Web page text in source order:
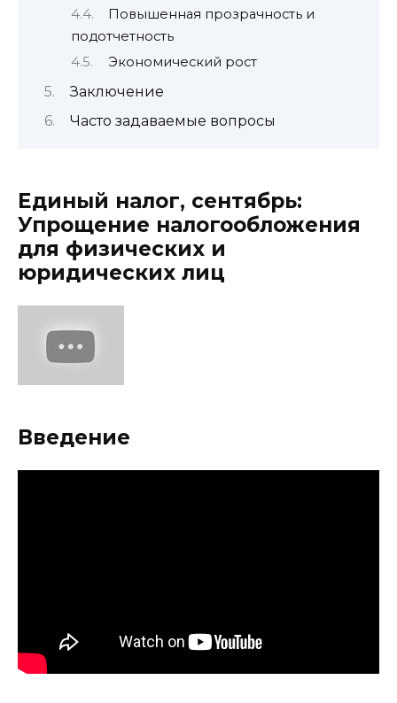
Повышенная прозрачность и
подотчетность
Экономический рост
Заключение
Часто задаваемые вопросы
Единый налог, сентябрь:
Упрощение налогообложения
для физических и
юридических лиц
Введение